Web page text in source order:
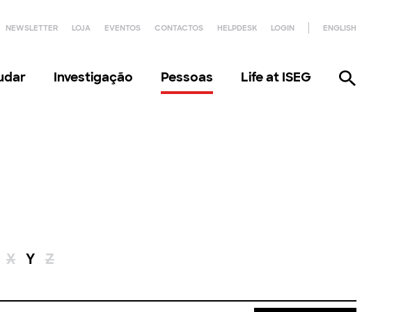
NEWSLETTER LOJA EVENTOS CONTACTOS HELPDESK LOGIN ENGLISH
Investigação Pessoas Life at ISEG
X Y Z